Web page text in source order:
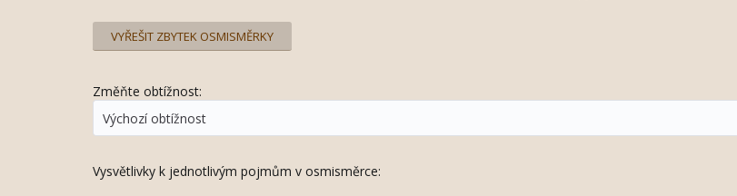
VYŘEŠIT ZBYTEK OSMISMĚRKY
Změňte obtížnost:
Výchozí obtížnost
Vysvětlivky k jednotlivým pojmům v osmisměrce: